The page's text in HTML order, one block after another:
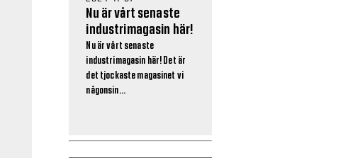
Nu är vårt senaste
industrimagasin här!
Nu är vårt senaste
industrimagasin här! Det är
det tjockaste magasinet vi
någonsin...